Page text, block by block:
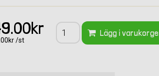
/st
Lägg i